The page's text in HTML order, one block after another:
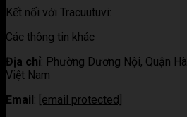
Kết nối với Tracuutuvi:
Các thông tin khác
Địa chỉ: Phường Dương Nội, Quận
Việt Nam
Email : [email protected]